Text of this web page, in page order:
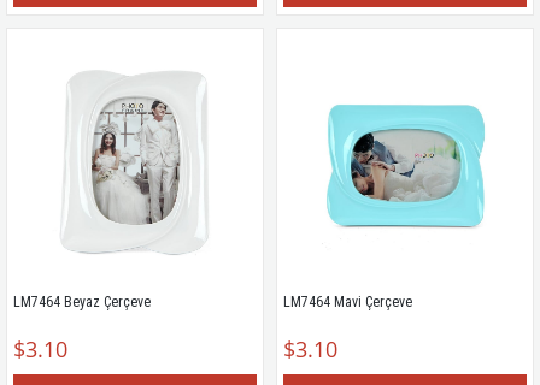
LM7464 Beyaz Çerçeve
$3.10
LM7464 Mavi Çerçeve
$3.10